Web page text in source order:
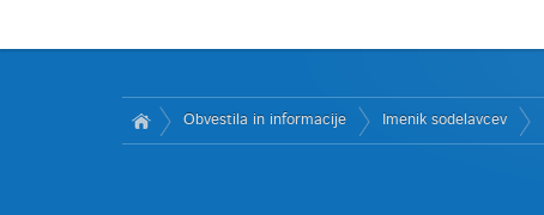
Obvestila in informacije Imenik sodelavcev